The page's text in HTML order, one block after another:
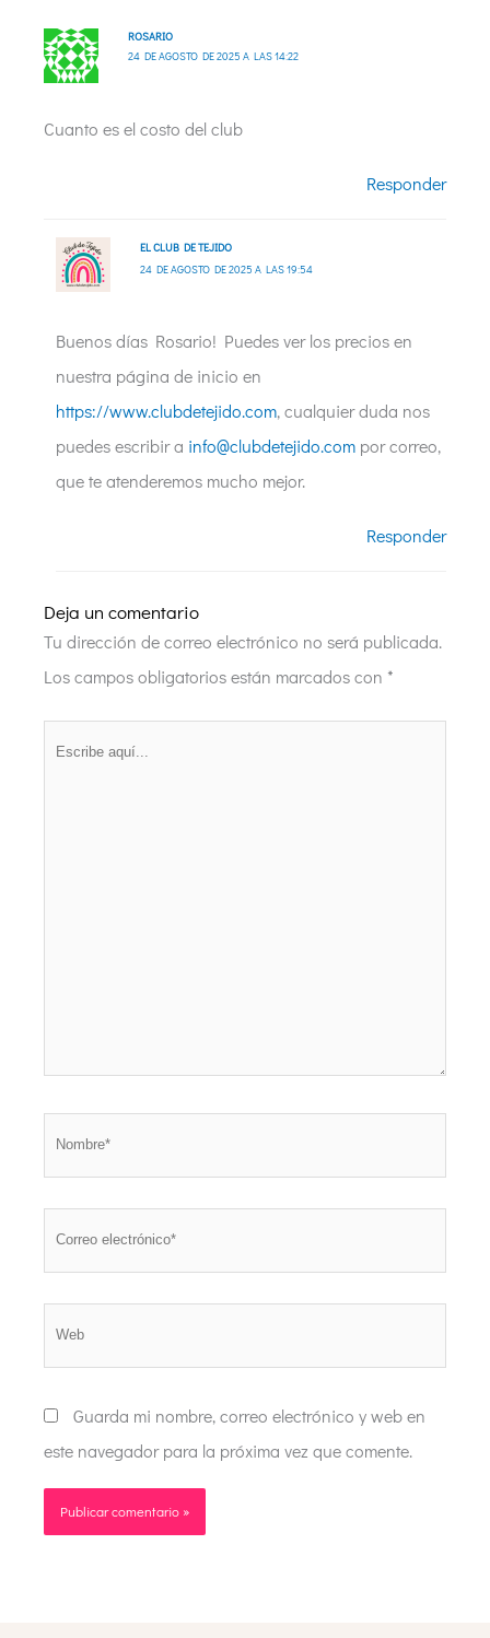
ROSARIO
24 DE AGOSTO DE 2025 A LAS 14:22
Cuanto es el costo del club
Responder
EL CLUB DE TEJIDO
24 DE AGOSTO DE 2025 A LAS 19:54
Buenos días Rosario! Puedes ver los precios en
nuestra página de inicio en
https://www.clubdetejido.com, cualquier duda nos
puedes escribir a info@clubdetejido.compor correo,
que te atenderemos mucho mejor.
Responder
Deja un comentario
Tu dirección de correo electrónico no será publicada.
Los campos obligatorios están marcados con *
Guarda mi nombre, correo electrónico y web en
este navegador para la próxima vez que comente.